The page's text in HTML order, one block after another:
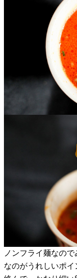
ノンフライ麺なの
なのがうれしいポ